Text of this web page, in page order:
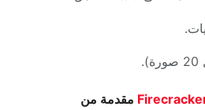
مقدمة من